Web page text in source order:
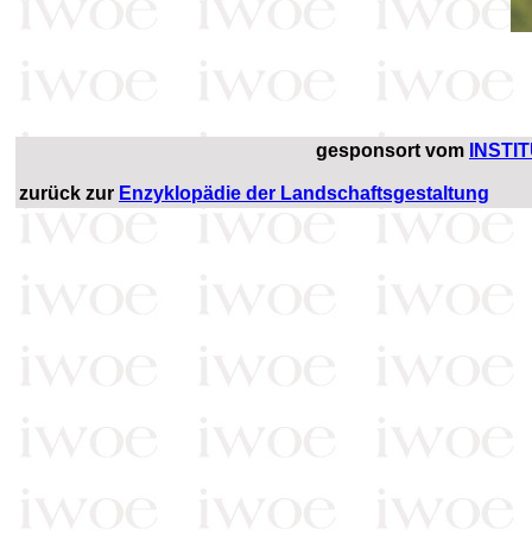
gesponsort vom
zurück zur Enzyklopädie der Landschaftsgestaltung